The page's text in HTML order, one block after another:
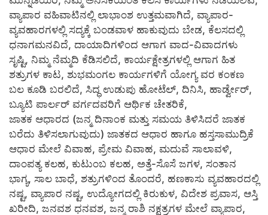
ವ್ಯಾಪಾರ ವಹಿವಾಟಿನಲ್ಲಿ ಲಾಭಾಂಶ ಉತ್ತಮವಾಗಿದೆ, ವ್ಯಾಪಾರ-
ವ್ಯವಹಾರಗಳಲ್ಲಿ ಸದ್ಯಕ್ಕೆ ಬಂಡವಾಳ ಹಾಕುವುದು ಬೇಡ, ಕೆಲಸದಲ್ಲಿ
ಧನಾಗಮನವಿದೆ, ದಾಯಾದಿಗಳಿಂದ ಆಗಾಗ ವಾದ-ವಿವಾದಗಳು
ಸೃಷ್ಟಿ, ನಿಮ್ಮ ನೆಮ್ಮದಿ ಕೆಡಿಸಲಿದೆ, ಕಾರ್ಯಕ್ಷೇತ್ರಗಳಲ್ಲಿ ಆಗಾಗ ಹಿತ
ಶತ್ರುಗಳ ಕಾಟ, ಶುಭಮಂಗಲ ಕಾರ್ಯಗಳಿಗೆ ಯೋಗ್ಯ ವರ ಕಂಕಣ
ಬಲ ಕೂಡಿ ಬರಲಿದೆ, ಸಿದ್ಧ ಉಡುಪು ಹೋಟೆಲ್, ದಿನಿಸಿ, ಹಾರ್ಡ್ವೇರ್,
ಬ್ಯೂಟಿ ಪಾರ್ಲರ್ ವರ್ಗದವರಿಗೆ ಆರ್ಥಿಕ ಚೇತರಿಕೆ,
ಜಾತಕ ಆಧಾರದ (ಜನ್ಮ ದಿನಾಂಕ ಮತ್ತು ಸಮಯ ತಿಳಿಸಿದರೆ ಜಾತಕ
ಬರೆದು ತಿಳಿಸಲಾಗುವುದು) ಜಾತಕದ ಆಧಾರ ಹಾಗೂ ಹಸ್ತಸಾಮುದ್ರಿಕೆ
ಆಧಾರ ಮೇಲೆ ವಿವಾಹ, ಪ್ರೇಮ ವಿವಾಹ, ಮದುವೆ ಸಾಲಾವಳಿ,
ದಾಂಪತ್ಯ ಕಲಹ, ಕುಟುಂಬ ಕಲಹ, ಅತ್ತೆ-ಸೊಸೆ ಜಗಳ, ಸಂತಾನ
ಭಾಗ್ಯ, ಸಾಲ ಬಾಧೆ, ಶತ್ರುಗಳಿಂದ ತೊಂದರೆ, ಹಣಕಾಸು ವ್ಯವಹಾರದಲ್ಲಿ
ನಷ್ಟ, ವ್ಯಾಪಾರ ನಷ್ಟ, ಉದ್ಯೋಗದಲ್ಲಿ ಕಿರುಕುಳ, ವಿದೇಶ ಪ್ರವಾಸ, ಆಸ್ತಿ
ಖರೀದಿ, ಜನವಶ ಧನವಶ, ಜನ್ಮ ರಾಶಿ ನಕ್ಷತ್ರಗಳ ಮೇಲೆ ವ್ಯಾಪಾರ,